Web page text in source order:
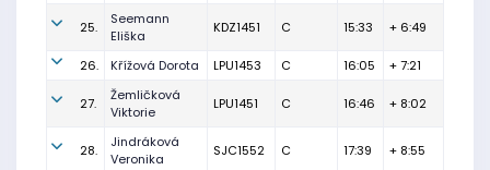
25.
Seemann
Eliška
KDZ1451 C 15:33 + 6:49
26. Křížová Dorota LPU1453 C 16:05 + 7:21
27.
Žemličková
Viktorie
LPU1451 C 16:46 + 8:02
28.
Jindráková
Veronika
SJC1552 C 17:39 + 8:55